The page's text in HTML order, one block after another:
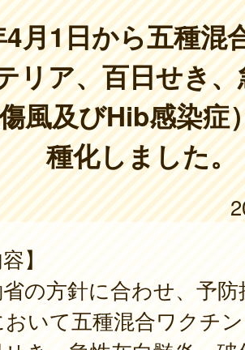
月1日から五種混
リア、百日せき
風及びHib感染症
種化しました。
】
の方針に合わせ、予
いて五種混合ワクチ